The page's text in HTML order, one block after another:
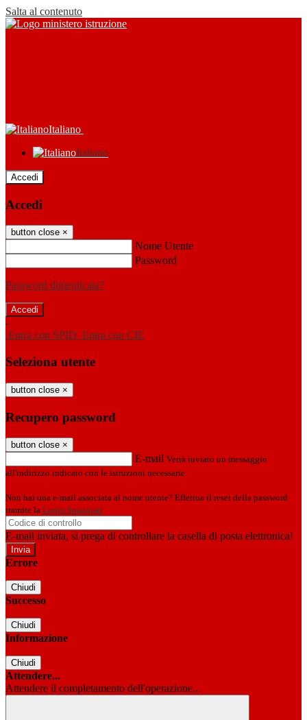
Salta al contenuto
Italiano
Italiano
Accedi
Accedi
button close ×
Nome Utente
Password
Password dimenticata?
-
Entra con SPID Entra con CIE
Seleziona utente
button close ×
Recupero password
button close ×
E-mail Verrà inviato un messaggio
all'indirizzo indicato con le istruzioni necessarie.
Non hai una e-mail associata al nome utente? Effettua il reset della password
tramite la Login Spaggiari
E-mail inviata, si prega di controllare la casella di posta elettronica!
Errore
Chiudi
Successo
Chiudi
Informazione
Chiudi
Attendere...
Attendere il completamento dell'operazione...